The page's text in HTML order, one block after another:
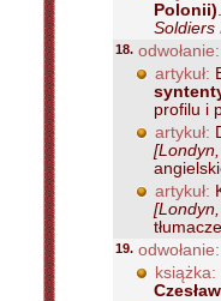
Polonii)
Soldiers
18. odwołanie:
artykuł:
profilu i
artykuł:
artykuł:
19. odwołanie:
książka: